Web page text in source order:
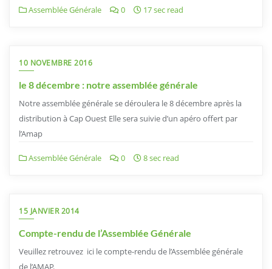
Assemblée Générale 0 17 sec read
10 NOVEMBRE 2016
le 8 décembre : notre assemblée générale
Notre assemblée générale se déroulera le 8 décembre après la
distribution à Cap Ouest Elle sera suivie d’un apéro offert par
l’Amap
Assemblée Générale 0 8 sec read
15 JANVIER 2014
Compte-rendu de l’Assemblée Générale
Veuillez retrouvez ici le compte-rendu de l’Assemblée générale
de l’AMAP.